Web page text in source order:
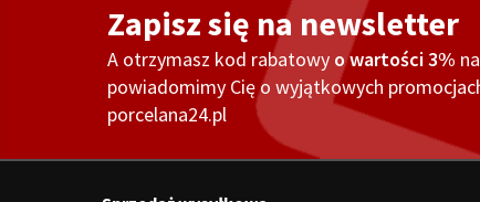
Zapisz się na newsletter
A otrzymasz kod rabatowy o wartości 3%
powiadomimy Cię o wyjątkowych
porcelana24.pl